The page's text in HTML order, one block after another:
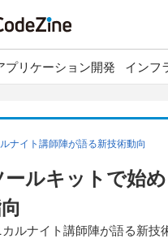
プリケーション開発 インフ
ナイト講師陣が語る新技術動向
ルキットで始
ルナイト講師陣が語る新技